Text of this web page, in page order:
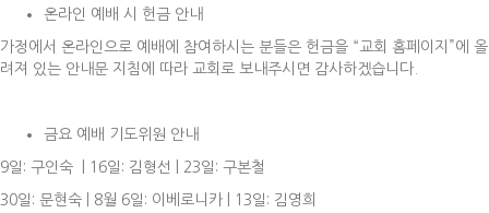
온라인 예배 시 헌금 안내
가정에서 온라인으로 예배에 참여하시는 분들은 헌금을 “교회 홈페이지”에 올
려져 있는 안내문 지침에 따라 교회로 보내주시면 감사하겠습니다.
금요 예배 기도위원 안내
9일: 구인숙 | 16일: 김형선 | 23일: 구본철
30일: 문현숙 | 8월 6일: 이베로니카 | 13일: 김영희